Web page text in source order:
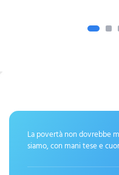
La povertà non dovrebbe
siamo, con mani tese e